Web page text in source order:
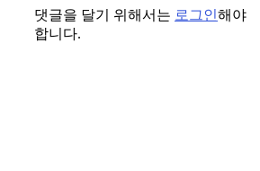
댓글을 달기 위해서는 로그인해야
합니다.